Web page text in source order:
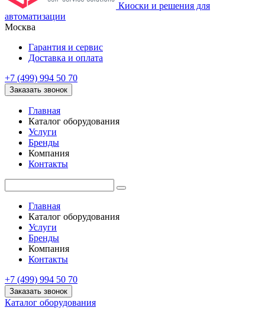
Киоски и решения для
автоматизации
Москва
Гарантия и сервис
Доставка и оплата
+7 (499) 994 50 70
Заказать звонок
Главная
Каталог оборудования
Услуги
Бренды
Компания
Контакты
Главная
Каталог оборудования
Услуги
Бренды
Компания
Контакты
+7 (499) 994 50 70
Заказать звонок
Каталог оборудования